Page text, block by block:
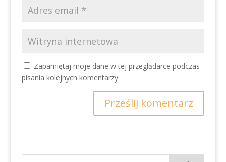
Zapamiętaj moje dane w tej przeglądarce podczas
pisania kolejnych komentarzy.